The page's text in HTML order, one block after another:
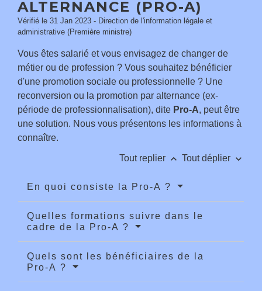
ALTERNANCE (PRO-A)
Vérifié le 31 Jan 2023 - Direction de l'information légale et
administrative (Première ministre)
Vous êtes salarié et vous envisagez de changer de
métier ou de profession ? Vous souhaitez bénéficier
d'une promotion sociale ou professionnelle ? Une
reconversion ou la promotion par alternance (ex-
période de professionnalisation), dite Pro-A, peut être
une solution. Nous vous présentons les informations à
connaître.
Tout replier keyboard_arrow_up Tout déplier keyboard_arrow_down
En quoi consiste la Pro-A ?
Quelles formations suivre dans le
cadre de la Pro-A ?
Quels sont les bénéficiaires de la
Pro-A ?